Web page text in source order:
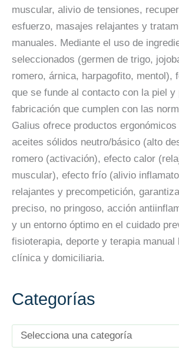
Categorías
muscular, alivio de tensiones,
esfuerzo, masajes relajantes y
manuales. Mediante el uso de
seleccionados (germen de trigo,
romero, árnica, harpagofito, mentol),
que se funde al contacto con la piel y
fabricación que cumplen con las
Galius ofrece productos
aceites sólidos neutro/básico (alto
romero (activación), efecto calor
muscular), efecto frío (alivio
relajantes y precompetición,
preciso, no pringoso, acción
y un entorno óptimo en el cuidado
fisioterapia, deporte y terapia manual
clínica y domiciliaria.